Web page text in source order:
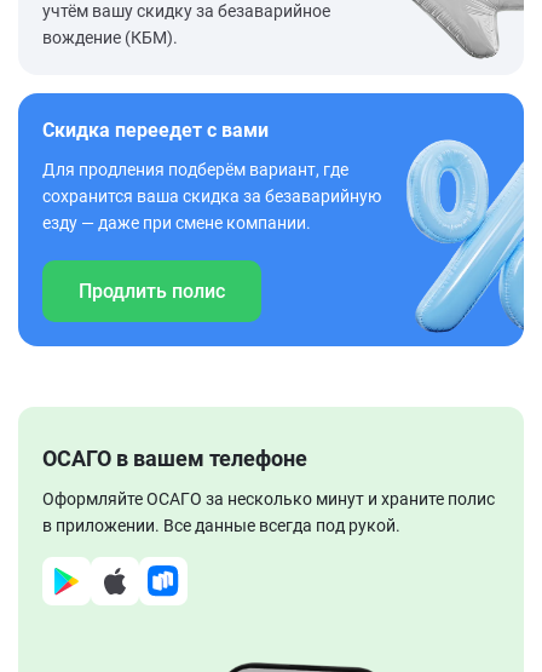
учтём вашу скидку за безаварийное
вождение (КБМ).
Скидка переедет с вами
Для продления подберём вариант, где
сохранится ваша скидка за безаварийную
езду — даже при смене компании.
Продлить полис
ОСАГО в вашем телефоне
Оформляйте ОСАГО за несколько минут и храните полис
в приложении. Все данные всегда под рукой.